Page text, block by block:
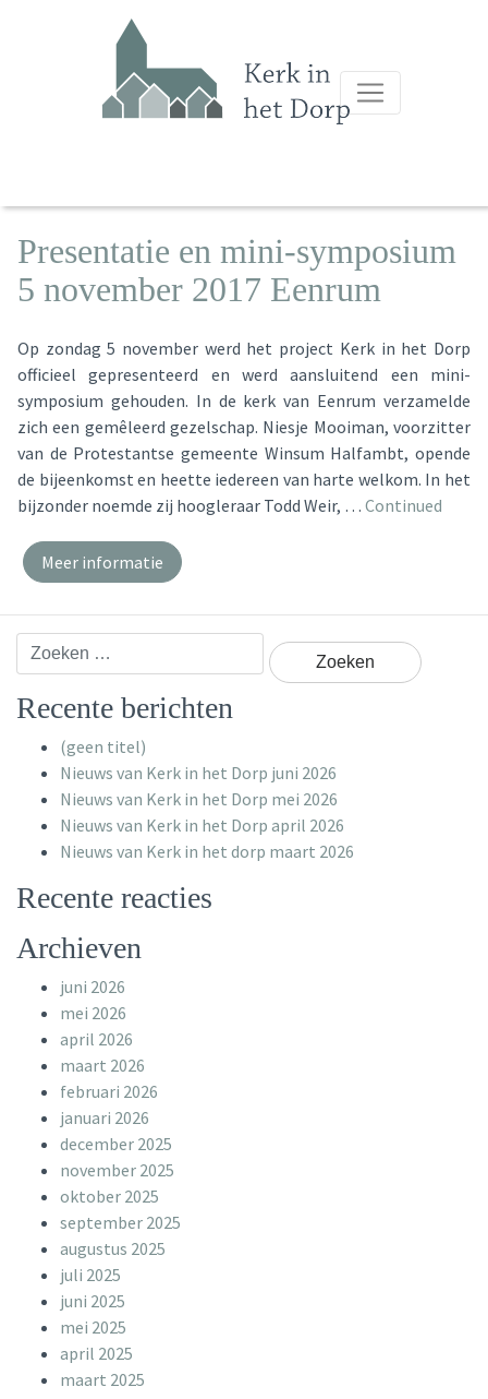
Presentatie en mini-symposium
5 november 2017 Eenrum
Op zondag 5 november werd het project Kerk in het Dorp
officieel gepresenteerd en werd aansluitend een mini-
symposium gehouden. In de kerk van Eenrum verzamelde
zich een gemêleerd gezelschap. Niesje Mooiman, voorzitter
van de Protestantse gemeente Winsum Halfambt, opende
de bijeenkomst en heette iedereen van harte welkom. In het
bijzonder noemde zij hoogleraar Todd Weir, … Continued
Meer informatie
Zoeken
naar:
Recente berichten
(geen titel)
Nieuws van Kerk in het Dorp juni 2026
Nieuws van Kerk in het Dorp mei 2026
Nieuws van Kerk in het Dorp april 2026
Nieuws van Kerk in het dorp maart 2026
Recente reacties
Archieven
juni 2026
mei 2026
april 2026
maart 2026
februari 2026
januari 2026
december 2025
november 2025
oktober 2025
september 2025
augustus 2025
juli 2025
juni 2025
mei 2025
april 2025
maart 2025